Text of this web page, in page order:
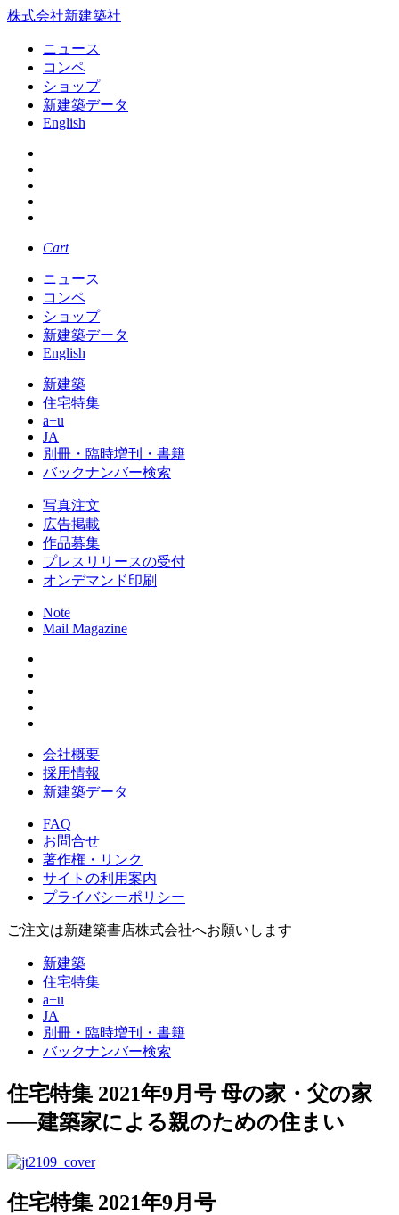
株式会社新建築社
ニュース
コンペ
ショップ
新建築データ
English
Cart
ニュース
コンペ
ショップ
新建築データ
English
新建築
住宅特集
a+u
JA
別冊・臨時増刊・書籍
バックナンバー検索
写真注文
広告掲載
作品募集
プレスリリースの受付
オンデマンド印刷
Note
Mail Magazine
会社概要
採用情報
新建築データ
FAQ
お問合せ
著作権・リンク
サイトの利用案内
プライバシーポリシー
ご注文は新建築書店株式会社へお願いします
新建築
住宅特集
a+u
JA
別冊・臨時増刊・書籍
バックナンバー検索
住宅特集 2021年9月号 母の家・父の家
──建築家による親のための住まい
住宅特集 2021年9月号